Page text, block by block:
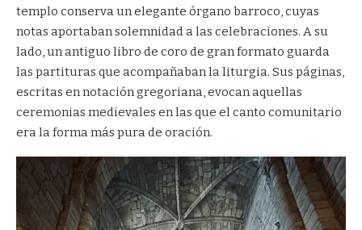
templo conserva un elegante órgano barroco, cuyas
notas aportaban solemnidad a las celebraciones. A su
lado, un antiguo libro de coro de gran formato guarda
las partituras que acompañaban la liturgia. Sus páginas,
escritas en notación gregoriana, evocan aquellas
ceremonias medievales en las que el canto comunitario
era la forma más pura de oración.